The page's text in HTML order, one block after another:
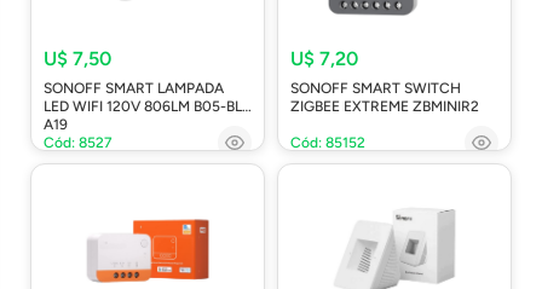
U$ 7,50
SONOFF SMART LAMPADA
LED WIFI 120V 806LM B05-BL-
A19
Cód: 8527
U$ 7,20
SONOFF SMART SWITCH
ZIGBEE EXTREME ZBMINIR2
Cód: 85152